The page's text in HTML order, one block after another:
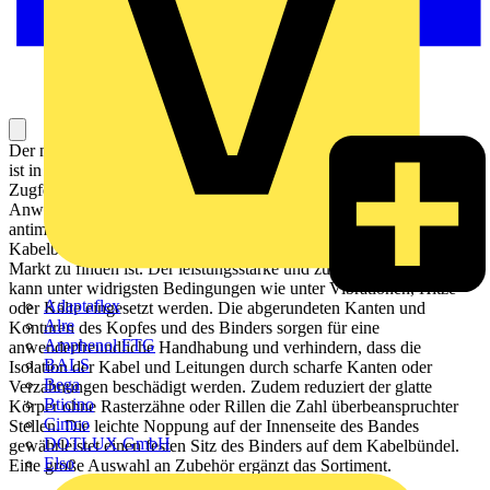
Adaptaflex
Alre
Amphenol FTG
BALS
Bega
Bticino
Cimco
DOTLUX GmbH
Elso
Der naturfarbene Ty-Rap Stahlnasenkabelbinder aus Polyamid 6.6
ist in mehreren Längen und Breiten und unterschiedlichen
Zugfestigkeiten erhältlich. Diese Baureihe ist hauptsächlich für
Anwendungen im Innenbereich geeignet. Die korrosionsbeständige,
antimagnetische Stahlnase aus dem Edelstahl Typ 316 im
Kabelbinderkopf garantiert den stärksten und sichersten Halt, der am
Markt zu finden ist. Der leistungsstarke und zuverlässige Ty-Rap
kann unter widrigsten Bedingungen wie unter Vibrationen, Hitze
oder Kälte eingesetzt werden. Die abgerundeten Kanten und
Konturen des Kopfes und des Binders sorgen für eine
anwenderfreundliche Handhabung und verhindern, dass die
Isolation der Kabel und Leitungen durch scharfe Kanten oder
Verzahnungen beschädigt werden. Zudem reduziert der glatte
Körper ohne Rasterzähne oder Rillen die Zahl überbeanspruchter
Stellen. Die leichte Noppung auf der Innenseite des Bandes
gewährleistet einen festen Sitz des Binders auf dem Kabelbündel.
Eine große Auswahl an Zubehör ergänzt das Sortiment.